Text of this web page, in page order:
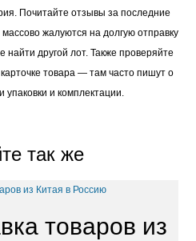
Почитайте отзывы за последние
жалуются на долгую отправку
другой лот. Также проверяйте
товара — там часто пишут о
упаковки и комплектации.
так же
товаров из